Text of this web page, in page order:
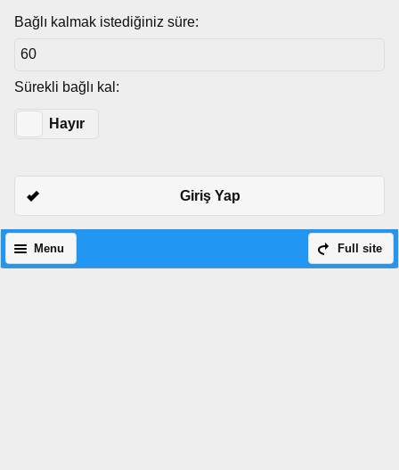
Bağlı kalmak istediğiniz süre:
Sürekli bağlı kal:
Hayır
Giriş Yap
Full site
Menu